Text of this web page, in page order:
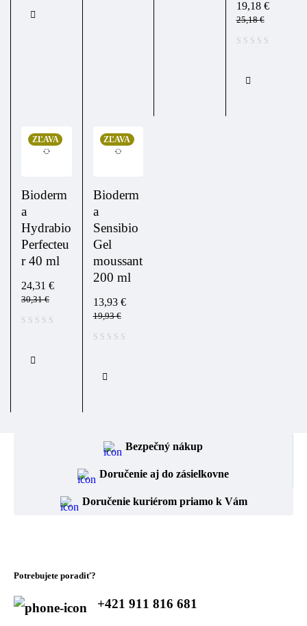
25,18€
19,18 €
ZĽAVA
Bioderm
a
Hydrabio
Perfecteu
r 40 ml
30,31€
24,31 €
ZĽAVA
Bioderm
a
Sensibio
Gel
moussant
200 ml
19,93€
13,93 €
Bezpečný nákup
Doručenie aj do zásielkovne
Doručenie kuriérom priamo k Vám
Potrebujete poradiť?
+421 911 816 681